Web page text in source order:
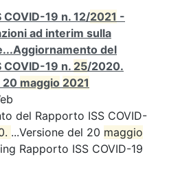
COVID-19 n. 12/2021 -
ad interim sulla
del
COVID-19 n. 25/2020.
20 maggio 2021
del Rapporto ISS COVID-
...Versione del 20 maggio
Rapporto ISS COVID-19